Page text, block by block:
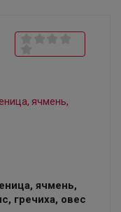
ячмень,
гречиха, овес